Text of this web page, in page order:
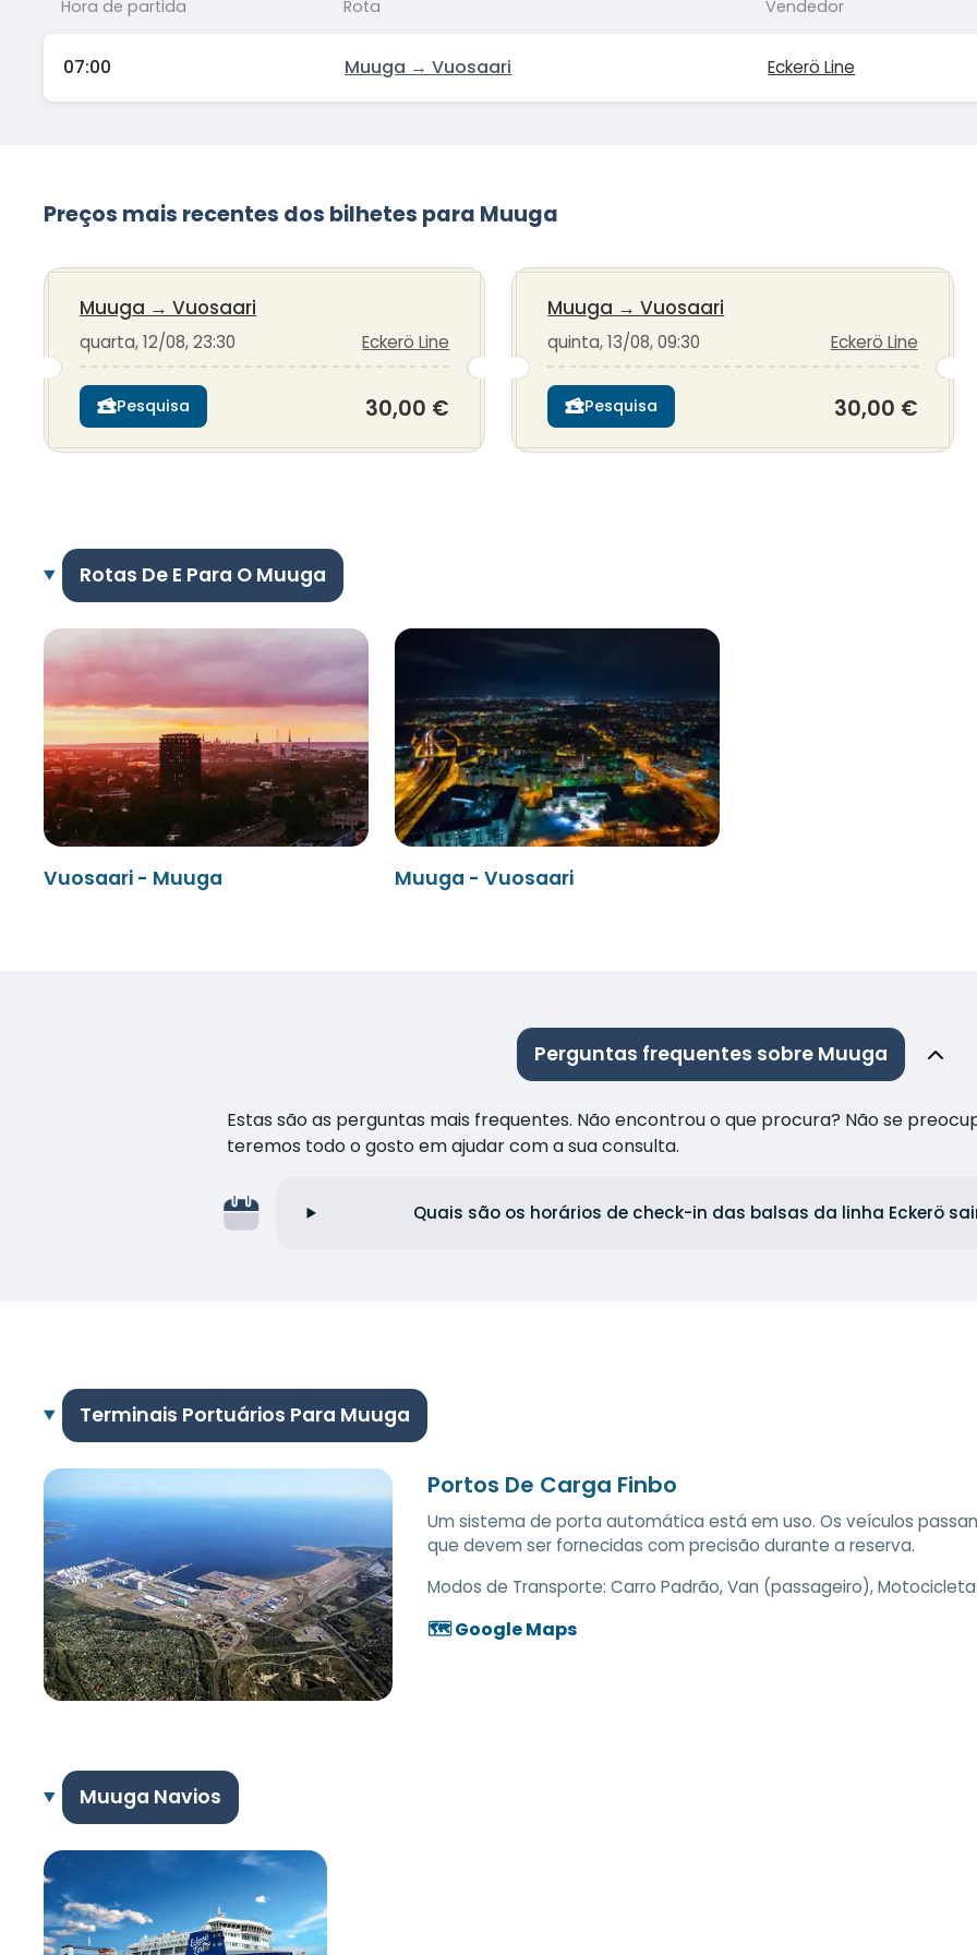
Hora de partida Rota Vendedor
07:00 Muuga → Vuosaari Eckerö Line
Preços mais recentes dos bilhetes para Muuga
Muuga → Vuosaari
quarta, 12/08, 23:30 Eckerö Line
Pesquisa 30,00 €
Muuga →Vuosaari
quinta, 13/08, 09:30 Eckerö Line
Pesquisa 30,00 €
Rotas De E Para O Muuga
Vuosaari - Muuga Muuga - Vuosaari
Perguntas frequentes sobre Muuga
Estas são as perguntas mais frequentes. Não encontrou o que procura? Não se
teremos todo o gosto em ajudar com a sua consulta.
Quais são os horários de check-in das balsas da linha Eckerö
Terminais Portuários Para Muuga
Portos De Carga Finbo
Um sistema de porta automática está em uso. Os veículos
que devem ser fornecidas com precisão durante a reserva.
Modos de Transporte: Carro Padrão, Van (passageiro), Motocicleta
🗺️ Google Maps
Muuga Navios